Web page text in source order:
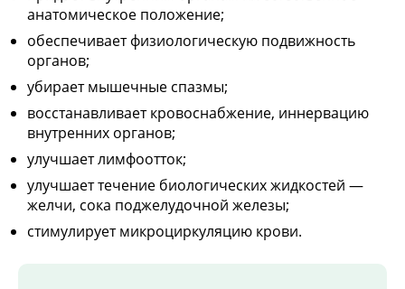
анатомическое положение;
обеспечивает физиологическую подвижность
органов;
убирает мышечные спазмы;
восстанавливает кровоснабжение, иннервацию
внутренних органов;
улучшает лимфоотток;
улучшает течение биологических жидкостей —
желчи, сока поджелудочной железы;
стимулирует микроциркуляцию крови.